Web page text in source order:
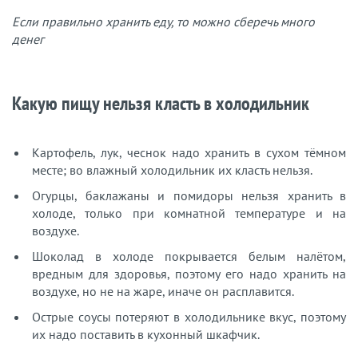
Если правильно хранить еду, то можно сберечь много
денег
Какую пищу нельзя класть в холодильник
Картофель, лук, чеснок надо хранить в сухом тёмном
месте; во влажный холодильник их класть нельзя.
Огурцы, баклажаны и помидоры нельзя хранить в
холоде, только при комнатной температуре и на
воздухе.
Шоколад в холоде покрывается белым налётом,
вредным для здоровья, поэтому его надо хранить на
воздухе, но не на жаре, иначе он расплавится.
Острые соусы потеряют в холодильнике вкус, поэтому
их надо поставить в кухонный шкафчик.